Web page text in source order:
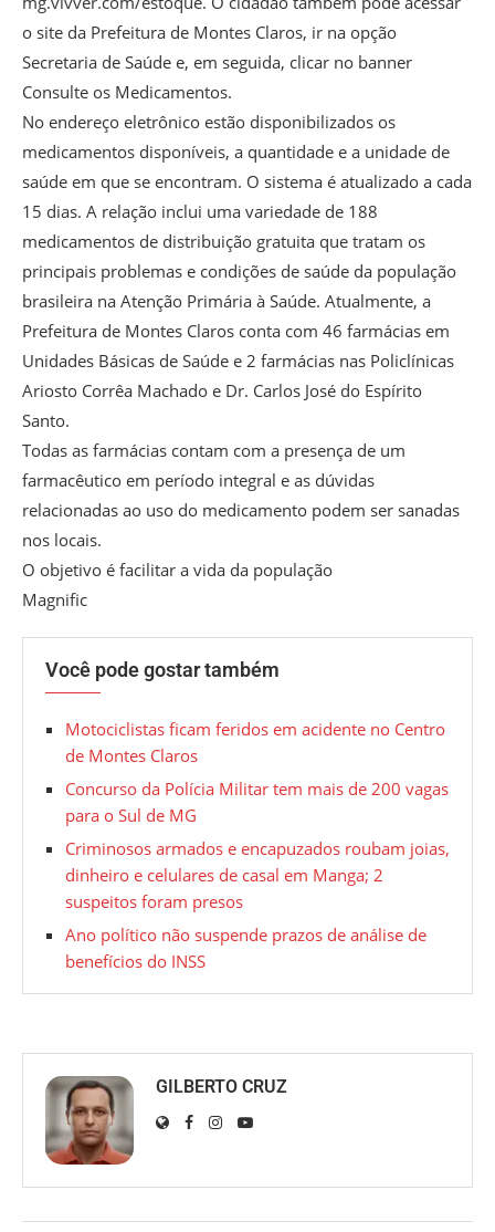
o site da Prefeitura de Montes Claros, ir na opção
Secretaria de Saúde e, em seguida, clicar no banner
Consulte os Medicamentos.
No endereço eletrônico estão disponibilizados os
medicamentos disponíveis, a quantidade e a unidade de
saúde em que se encontram. O sistema é atualizado a cada
15 dias. A relação inclui uma variedade de 188
medicamentos de distribuição gratuita que tratam os
principais problemas e condições de saúde da população
brasileira na Atenção Primária à Saúde. Atualmente, a
Prefeitura de Montes Claros conta com 46 farmácias em
Unidades Básicas de Saúde e 2 farmácias nas Policlínicas
Ariosto Corrêa Machado e Dr. Carlos José do Espírito
Santo.
Todas as farmácias contam com a presença de um
farmacêutico em período integral e as dúvidas
relacionadas ao uso do medicamento podem ser sanadas
nos locais.
O objetivo é facilitar a vida da população
Magnific
Você pode gostar também
Motociclistas ficam feridos em acidente no Centro
de Montes Claros
Concurso da Polícia Militar tem mais de 200 vagas
para o Sul de MG
Criminosos armados e encapuzados roubam joias,
dinheiro e celulares de casal em Manga; 2
suspeitos foram presos
Ano político não suspende prazos de análise de
benefícios do INSS
GILBERTO CRUZ